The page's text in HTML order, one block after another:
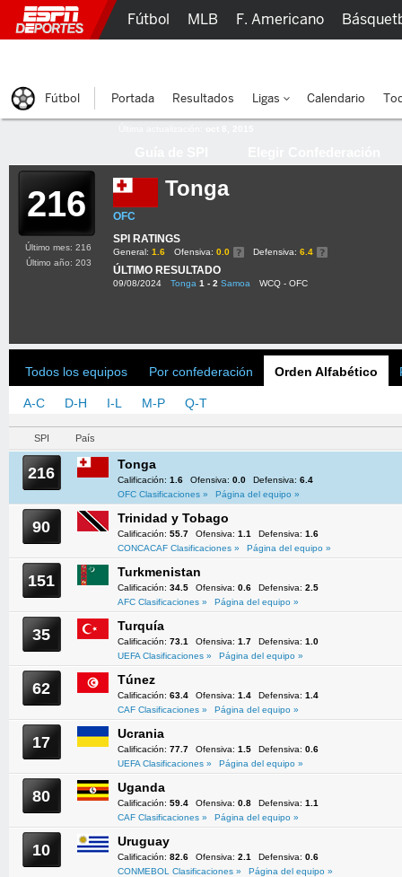
216 Tonga
OFC
SPI RATINGS
General: 1.6 Ofensiva: 0.0 Defensiva: 6.4
ÚLTIMO RESULTADO
09/08/2024 Tonga 1 - 2 Samoa WCQ - OFC
Último mes: 216
Último año: 203
Todos los equipos Por confederación Orden Alfabético
A-C D-H I-L M-P Q-T
SPI País
216 Tonga
Calificación: 1.6 Ofensiva: 0.0 Defensiva: 6.4
OFC Clasificaciones »
Página del equipo »
90 Trinidad y Tobago
Calificación: 55.7 Ofensiva: 1.1 Defensiva: 1.6
CONCACAF Clasificaciones »
Página del equipo »
151 Turkmenistan
Calificación: 34.5 Ofensiva: 0.6 Defensiva: 2.5
AFC Clasificaciones »
Página del equipo »
35 Turquía
Calificación: 73.1 Ofensiva: 1.7 Defensiva: 1.0
UEFA Clasificaciones »
Página del equipo »
62 Túnez
Calificación: 63.4 Ofensiva: 1.4 Defensiva: 1.4
CAF Clasificaciones »
Página del equipo »
17 Ucrania
Calificación: 77.7 Ofensiva: 1.5 Defensiva: 0.6
UEFA Clasificaciones »
Página del equipo »
80 Uganda
Calificación: 59.4 Ofensiva: 0.8 Defensiva: 1.1
CAF Clasificaciones »
Página del equipo »
10 Uruguay
Calificación: 82.6 Ofensiva: 2.1 Defensiva: 0.6
CONMEBOL Clasificaciones »
Página del equipo »
Fútbol MLB F. Americano
Fútbol Portada Resultados Ligas Calendario